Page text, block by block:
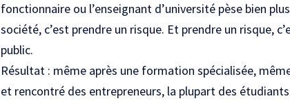
fonctionnaire ou l’enseignant d’université pèse bien
société, c’est prendre un risque. Et prendre un risque,
public.
Résultat : même après une formation spécialisée,
et rencontré des entrepreneurs, la plupart des